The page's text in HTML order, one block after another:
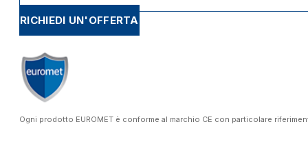
RICHIEDI UN'OFFERTA
Ogni prodotto EUROMET è conforme al marchio CE con particolare